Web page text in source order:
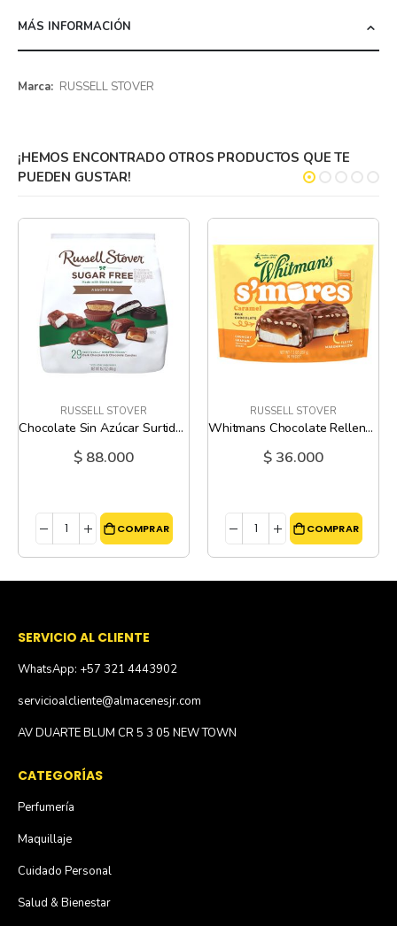
MÁS INFORMACIÓN
Más
RUSSELL STOVER
¡HEMOS ENCONTRADO OTROS PRODUCTOS QUE TE
PUEDEN GUSTAR!
RUSSELL STOVER
Chocolate Sin Azúcar Surtido - 15.7 Oz
$ 88.000
COMPRAR
RUSSELL STOVER
Whitmans Chocolate Relleno de Caramelo y Malvavisco - 207 Gr
$ 36.000
COMPRAR
SERVICIO AL CLIENTE
WhatsApp: +57 321 4443902
servicioalcliente@almacenesjr.com
AV DUARTE BLUM CR 5 3 05 NEW TOWN
CATEGORÍAS
Perfumería
Maquillaje
Cuidado Personal
Salud & Bienestar